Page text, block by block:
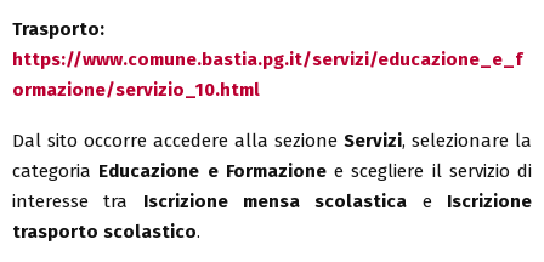
Trasporto:
https://www.comune.bastia.pg.it/servizi/educazione_e_f
ormazione/servizio_10.html
Dal sito occorre accedere alla sezione Servizi, selezionare la
categoria Educazione e Formazionee scegliere il servizio di
interesse tra Iscrizione mensa scolastica e Iscrizione
trasporto scolastico.